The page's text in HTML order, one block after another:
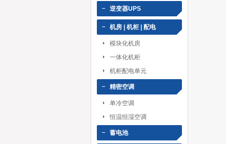
逆变器UPS
机房 | 机柜 | 配电
模块化机房
一体化机柜
机柜配电单元
精密空调
单冷空调
恒温恒湿空调
蓄电池